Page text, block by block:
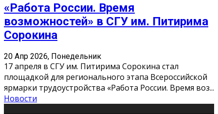
«Работа России. Время
возможностей» в СГУ им. Питирима
Сорокина
20 Апр 2026, Понедельник
17 апреля в СГУ им. Питирима Сорокина стал
площадкой для регионального этапа Всероссийской
ярмарки трудоустройства «Работа России. Время воз...
Новости